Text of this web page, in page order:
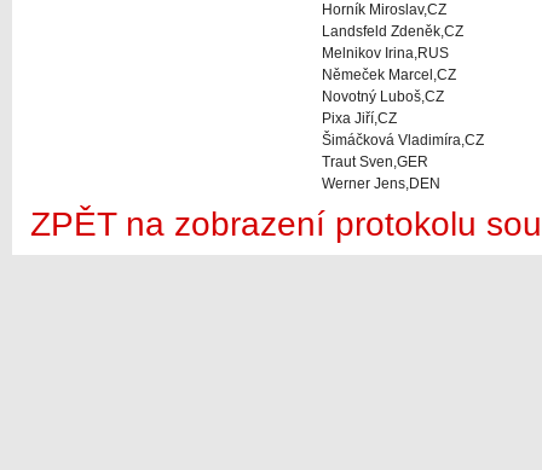
Horník Miroslav,CZ
Landsfeld Zdeněk,CZ
Melnikov Irina,RUS
Němeček Marcel,CZ
Novotný Luboš,CZ
Pixa Jiří,CZ
Šimáčková Vladimíra,CZ
Traut Sven,GER
Werner Jens,DEN
ZPĚT na zobrazení protokolu